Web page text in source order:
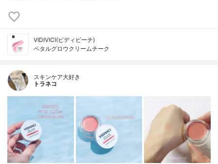
VIDIVICI(ビディビーチ)
ペタルグロウクリームチーク
スキンケア大好き
トラネコ